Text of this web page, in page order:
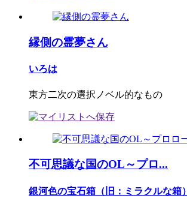
縁側の霊夢さん
いろは
東方二次の選択ノベル的なもの
不可思議な国のOL～プロ...
銀河色の宝石箱（旧：ミラクルな箱）